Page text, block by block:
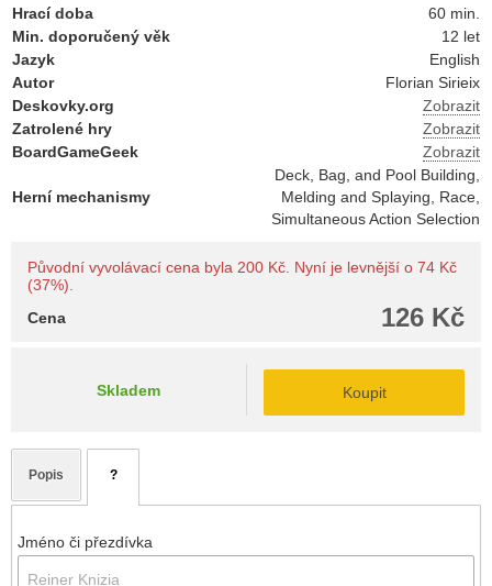
Hrací doba
60 min.
Min. doporučený věk
12 let
Jazyk
English
Autor
Florian Sirieix
Deskovky.org
Zobrazit
Zatrolené hry
Zobrazit
BoardGameGeek
Zobrazit
Herní mechanismy
Deck, Bag, and Pool Building,
Melding and Splaying, Race,
Simultaneous Action Selection
Původní vyvolávací cena byla 200 Kč. Nyní je levnější o 74 Kč
(37%).
126 Kč
Cena
Skladem Koupit
Popis ?
Jméno či přezdívka